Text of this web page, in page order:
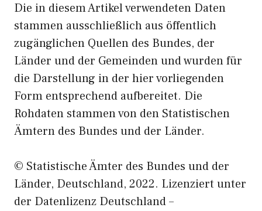
Die in diesem Artikel verwendeten Daten
stammen ausschließlich aus öffentlich
zugänglichen Quellen des Bundes, der
Länder und der Gemeinden und wurden für
die Darstellung in der hier vorliegenden
Form entsprechend aufbereitet. Die
Rohdaten stammen von den Statistischen
Ämtern des Bundes und der Länder.
© Statistische Ämter des Bundes und der
Länder, Deutschland, 2022. Lizenziert unter
der Datenlizenz Deutschland –